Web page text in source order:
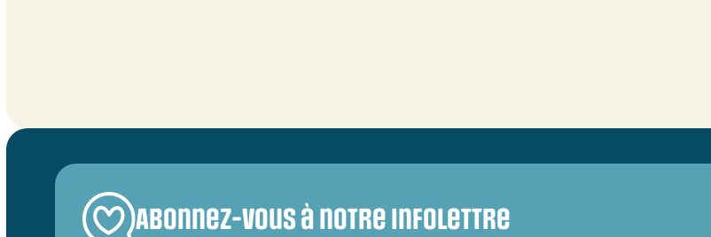
Abonnez-vous à notre infolettre